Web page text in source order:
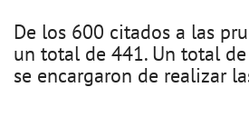
De los 600 citados a las
un total de 441. Un total
se encargaron de realizar